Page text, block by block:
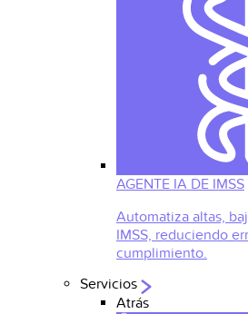
AGENTE IA DE IMSS
Automatiza altas,
IMSS, reduciendo
cumplimiento.
Servicios
Atrás